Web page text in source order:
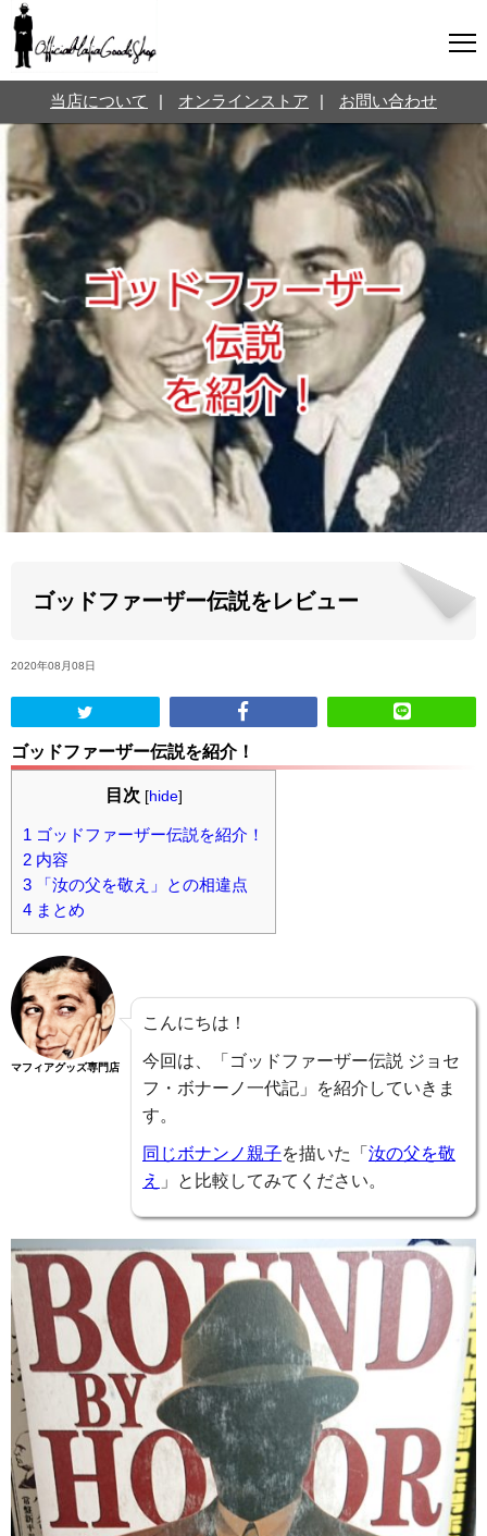
Twitterはこちら @jpmeyerlanskytm
カテゴリ
お知らせ マフィアの小話
三分で学ぶマフィア暗黒史 名言・悩み相談
映画・ドラマ紹介 映画雑学
時事ニュース 書籍紹介
当店の紹介
お問い合わせ
当店について オンラインストア お問い合わせ
ゴッドファーザー伝説をレビュー
2020年08月08日
ゴッドファーザー伝説を紹介！
目次 [hide]
1 ゴッドファーザー伝説を紹介！
2 内容
3 「汝の父を敬え」との相違点
4 まとめ
マフィアグッズ専門店
こんにちは！
今回は、「ゴッドファーザー伝説 ジョセ
フ・ボナーノ一代記」を紹介していきま
す。
同じボナンノ親子を描いた「 汝の父を敬
え 」と比較してみてください。
オンラインストア
お問い合わせ
言葉のお医者さん